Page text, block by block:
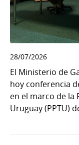
28/07/2026
El Ministerio de
hoy conferencia
en el marco de la
Uruguay (PPTU)